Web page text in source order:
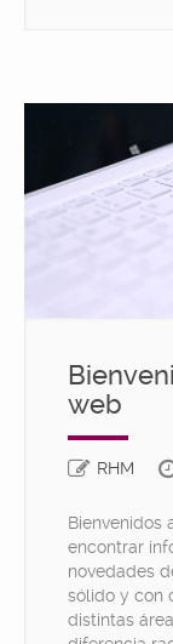
web
RHM
Bienvenidos
encontrar
novedades
sólido y con
distintas